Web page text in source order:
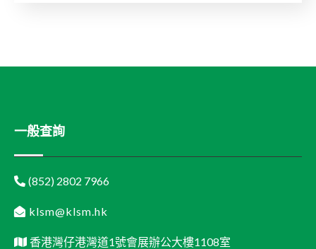
一般查詢
(852) 2802 7966
klsm@klsm.hk
香港灣仔港灣道1號會展辦公大樓1108室